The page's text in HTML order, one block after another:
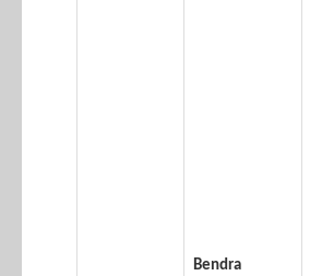
Bendra